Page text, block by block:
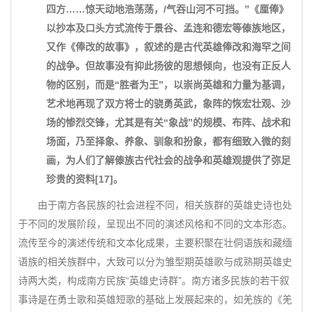
四方……惊天动地浩荡荡，/气吞山河不可挡。”《厘俸》
以抄本及口头方式流传于景谷、孟连和德宏等傣族地区，
又作《俸改的故事》，叙述的是古代英雄俸改和海罕之间
的战争。但故事没有抑此扬彼的思想倾向，也没有正反人
物的区别，而是“胜者为王”，以崇尚英雄和力量为基调，
艺术地再现了双方将士的骁勇英武，象阵的恢宏壮观、沙
场的惨烈交锋，尤其是有关“象战”的规模、布阵、战术和
场面，乃至择象、养象、驯象和扮象，都有细致入微的刻
画，为人们了解傣族古代社会的战争和英雄观提供了弥足
珍贵的资料[17]。
由于南方各民族的社会进程不同，相关族群的英雄史诗也处
于不同的发展阶段，呈现出不同的演述风格和不同的文本形态。
流传至今的演述传统和文本化成果，主要积聚在壮侗语族和藏缅
语族的相关族群中，大致可以分为雏型期英雄歌与成熟期英雄史
诗两大类，构成南方民族“英雄史诗群”。南方诸多民族的若干叙
事诗是在勇士歌和英雄短歌的基础上发展起来的，如羌族的《羌